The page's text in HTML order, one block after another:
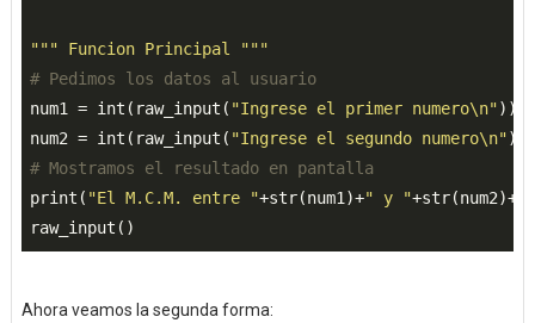
""" Funcion Principal """
# Pedimos los datos al usuario
num1 = int(raw_input( "Ingrese el primer numero\n"))
num2 = int(raw_input( "Ingrese el segundo numero\n"
# Mostramos el resultado en pantalla
print( "El M.C.M. entre "+str(num1)+" y "+str(num2)+
Ahora veamos la segunda forma: